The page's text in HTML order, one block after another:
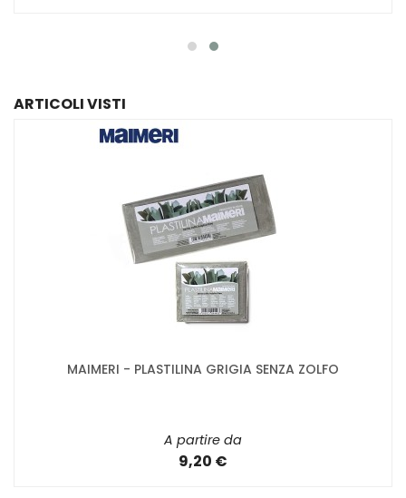
ARTICOLI VISTI
MAIMERI - PLASTILINA GRIGIA SENZA ZOLFO
A partire da
9,20 €